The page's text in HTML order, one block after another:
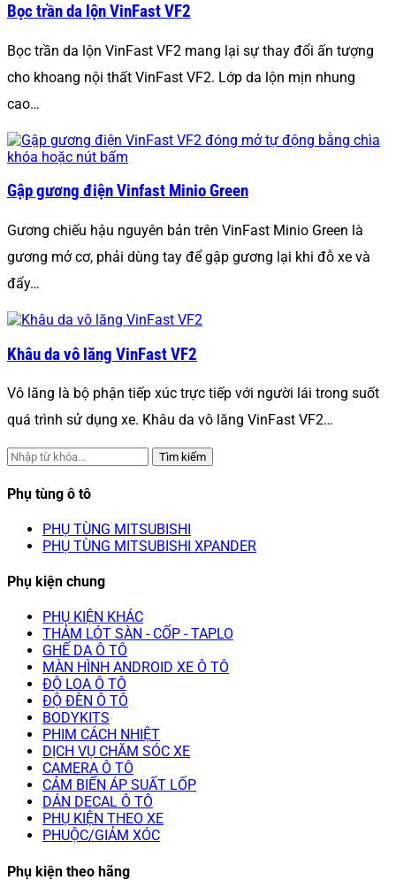
Bọc trần da lộn VinFast VF2
Bọc trần da lộn VinFast VF2 mang lại sự thay đổi ấn tượng
cho khoang nội thất VinFast VF2. Lớp da lộn mịn nhung
cao…
Gập gương điện Vinfast Minio Green
Gương chiếu hậu nguyên bản trên VinFast Minio Green là
gương mở cơ, phải dùng tay để gập gương lại khi đỗ xe và
đẩy…
Khâu da vô lăng VinFast VF2
Vô lăng là bộ phận tiếp xúc trực tiếp với người lái trong suốt
quá trình sử dụng xe. Khâu da vô lăng VinFast VF2…
Tìm kiếm
Phụ tùng ô tô
PHỤ TÙNG MITSUBISHI
PHỤ TÙNG MITSUBISHI XPANDER
Phụ kiện chung
PHỤ KIỆN KHÁC
THẢM LÓT SÀN - CỐP - TAPLO
GHẾ DA Ô TÔ
MÀN HÌNH ANDROID XE Ô TÔ
ĐỘ LOA Ô TÔ
ĐỘ ĐÈN Ô TÔ
BODYKITS
PHIM CÁCH NHIỆT
DỊCH VỤ CHĂM SÓC XE
CAMERA Ô TÔ
CẢM BIẾN ÁP SUẤT LỐP
DÁN DECAL Ô TÔ
PHỤ KIỆN THEO XE
PHUỘC/GIẢM XÓC
Phụ kiện theo hãng